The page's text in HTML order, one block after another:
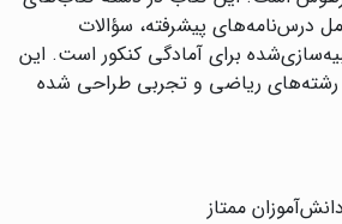
درس‌نامه‌های پیشرفته، سؤالات
برای آمادگی کنکور است. این
رشته‌های ریاضی و تجربی طراحی شده
ممتاز